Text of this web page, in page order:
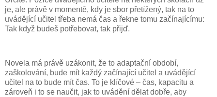
je, ale právě v momentě, kdy je sbor přetížený, tak na to
uvádějící učitel třeba nemá čas a řekne tomu začínajícímu:
Tak když budeš potřebovat, tak přijď.
Novela má právě uzákonit, že to adaptační období,
zaškolování, bude mít každý začínající učitel a uvádějící
učitel na to bude mít čas. To je klíčové – čas, kapacitu a
zároveň i to se naučit, jak to uvádění dělat dobře, aby